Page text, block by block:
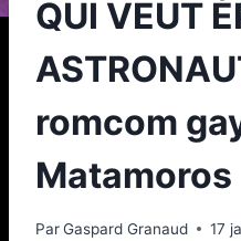
QUI VEUT
romcom
Matamoros
ParGaspard Granaud 17